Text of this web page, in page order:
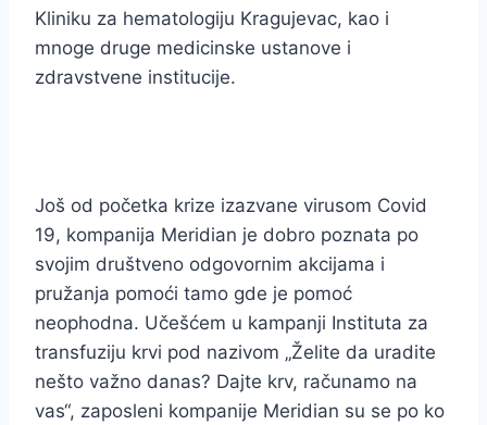
Kliniku za hematologiju Kragujevac, kao i
mnoge druge medicinske ustanove i
zdravstvene institucije.
Još od početka krize izazvane virusom Covid
19, kompanija Meridian je dobro poznata po
svojim društveno odgovornim akcijama i
pružanja pomoći tamo gde je pomoć
neophodna. Učešćem u kampanji Instituta za
transfuziju krvi pod nazivom „Želite da uradite
nešto važno danas? Dajte krv, računamo na
vas“, zaposleni kompanije Meridian su se po ko